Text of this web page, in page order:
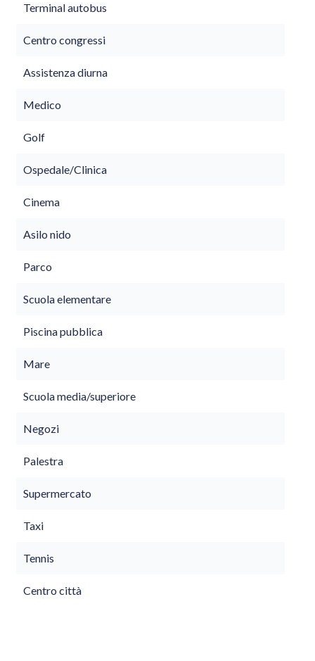
Terminal autobus
Centro congressi
Assistenza diurna
Medico
Golf
Ospedale/Clinica
Cinema
Asilo nido
Parco
Scuola elementare
Piscina pubblica
Mare
Scuola media/superiore
Negozi
Palestra
Supermercato
Taxi
Tennis
Centro città